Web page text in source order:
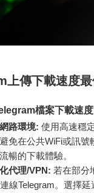
上傳下載速度
檔案下載速度
路環境: 使用高速穩
免在公共WiFi或訊
暢的下載體驗。
代理/VPN: 若在部分
線Telegram。選擇